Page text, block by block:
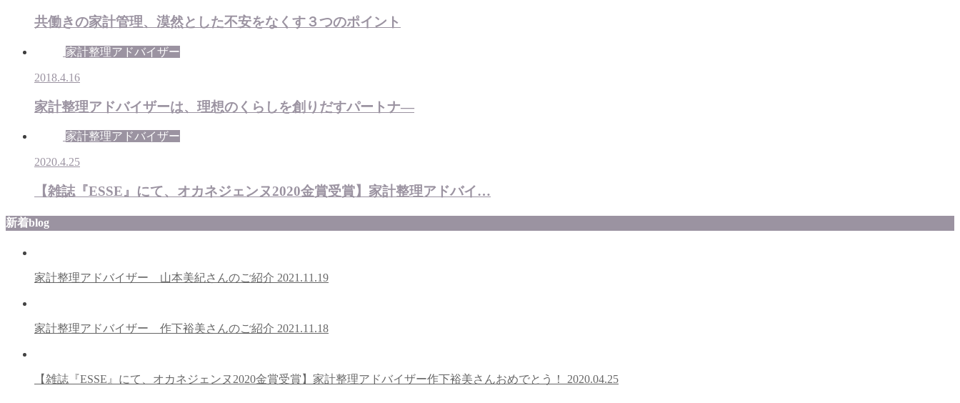
共働きの家計管理、漠然とした不安をなくす３つのポイント
家計整理アドバイザー
2018.4.16
家計整理アドバイザーは、理想のくらしを創りだすパートナ―
家計整理アドバイザー
2020.4.25
【雑誌『ESSE』にて、オカネジェンヌ2020金賞受賞】家計整理アドバイ…
新着blog
家計整理アドバイザー 山本美紀さんのご紹介 2021.11.19
家計整理アドバイザー 作下裕美さんのご紹介 2021.11.18
【雑誌『ESSE』にて、オカネジェンヌ2020金賞受賞】家計整理アドバイザー作下裕美さんおめでとう！ 2020.04.25